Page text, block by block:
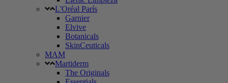
L'Oréal París
Garnier
Elvive
Botanicals
SkinCeuticals
MAM
Martiderm
The Originals